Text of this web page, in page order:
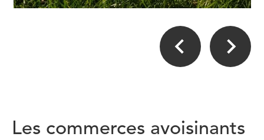
Les commerces avoisinants